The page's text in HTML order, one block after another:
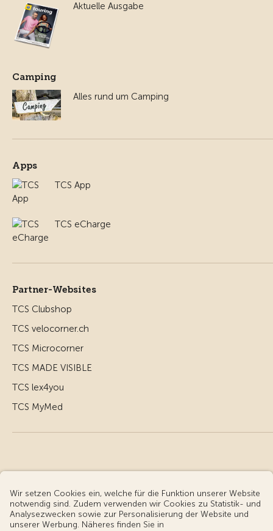
Aktuelle Ausgabe
Camping
Alles rund um Camping
Apps
TCS App
TCS eCharge
Partner-Websites
TCS Clubshop
TCS velocorner.ch
TCS Microcorner
TCS MADE VISIBLE
TCS lex4you
TCS MyMed